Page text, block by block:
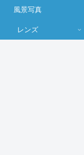
風景写真
レンズ